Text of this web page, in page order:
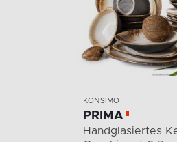
KONSIMO
PRIMA
Handglasiertes